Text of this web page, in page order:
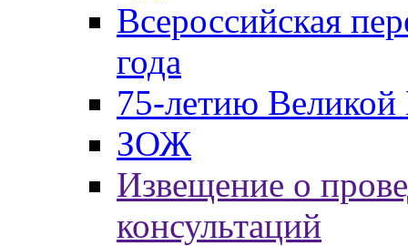
Всероссийская
года
75-летию
ЗОЖ
Извещение о
консультаций